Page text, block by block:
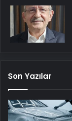
Son Yazılar